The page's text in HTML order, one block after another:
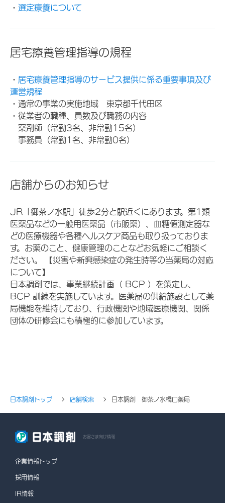
・ 選定療養について
居宅療養管理指導の規程
・ 居宅療養管理指導のサービス提供に係る重要事項及び
運営規程
・通常の事業の実施地域 東京都千代田区
・従業者の職種、員数及び職務の内容
薬剤師（常勤3名、非常勤15名）
事務員（常勤1名、非常勤0名）
店舗からのお知らせ
JR「御茶ノ水駅」徒歩2分と駅近くにあります。第1類
医薬品などの一般用医薬品（市販薬）、血糖値測定器な
どの医療機器や各種ヘルスケア商品も取り扱っておりま
す。お薬のこと、健康管理のことなどお気軽にご相談く
ださい。 【災害や新興感染症の発生時等の当薬局の対応
について】
日本調剤では、事業継続計画（ BCP ）を策定し、
BCP 訓練を実施しています。医薬品の供給施設として薬
局機能を維持しており、行政機関や地域医療機関、関係
団体の研修会にも積極的に参加しています。
日本調剤トップ 店舗検索 日本調剤 御茶ノ水橋口薬局
お客さま向け情報
企業情報トップ
採用情報
IR情報